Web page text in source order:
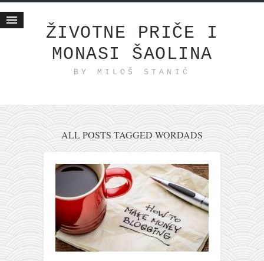
ŽIVOTNE PRIČE I
MONASI ŠAOLINA
BY MILOŠ STANIĆ
Životne priče
internet poslovanje
ishranom do zdravlja
moj haiku
momenti i mesta
bonus sadržaj
Svetlopis
zakonopravilo
duhovni otac
ALL POSTS TAGGED WORDADS